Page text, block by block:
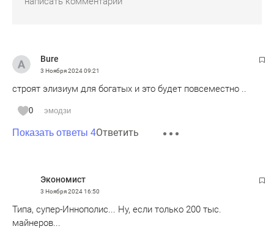
Bure
3 Ноября 202409:21
строят элизиум для богатых и это будет повсеместно ..
0 эмодзи
Показать ответы 4Ответить
Экономист
3 Ноября 202416:50
Типа, супер-Иннополис... Ну, если только 200 тыс.
майнеров...